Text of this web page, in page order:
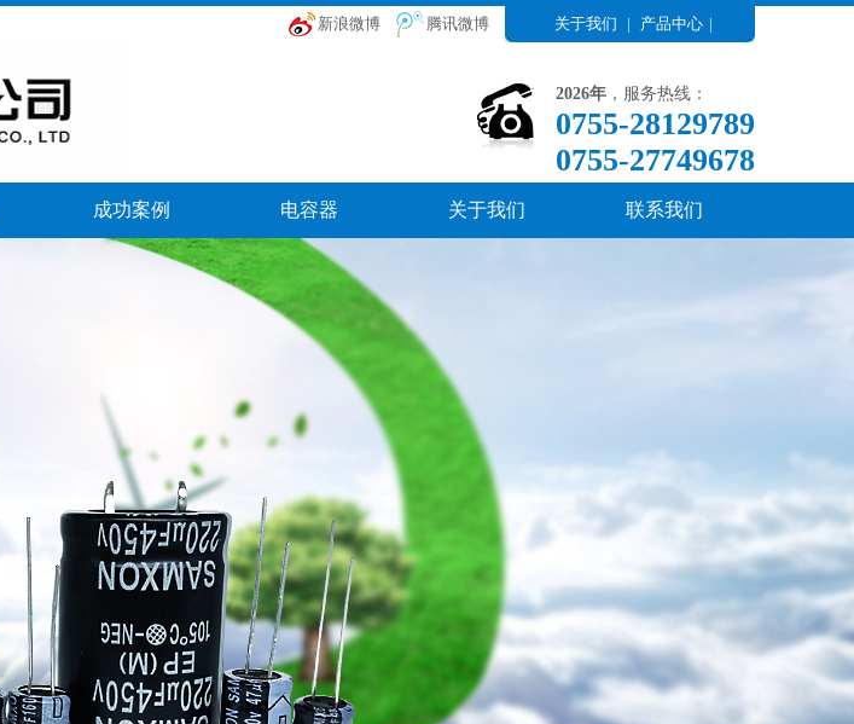
关于我们 | 产品中心 |
腾讯微博
新浪微博
2026年 ，服务热线：
0755-28129789
0755-27749678
成功案例 电容器 关于我们 联系我们